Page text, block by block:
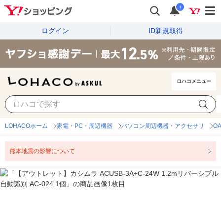
i
ログイン ID新規取得
ロハコメニュー
LOHACOホーム 家電・PC・周辺機器 パソコン周辺機器・アクセサリ
熊本地震の影響について